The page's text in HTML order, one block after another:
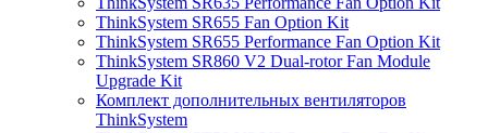
ThinkSystem SR655 Fan Option Kit
ThinkSystem SR655 Performance Fan Option Kit
ThinkSystem SR860 V2 Dual-rotor Fan Module
Upgrade Kit
Комплект дополнительных вентиляторов
ThinkSystem